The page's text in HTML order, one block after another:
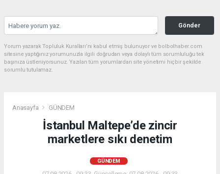
Gönder
Yorum yazarak Topluluk Kuralları’nı kabul etmiş bulunuyor ve bolbolhaber.com
sitesine yaptığınız yorumunuzla ilgili doğrudan veya dolaylı tüm sorumluluğu tek
başınıza üstleniyorsunuz. Yazılan tüm yorumlardan site yönetimi hiçbir şekilde
sorumlu tutulamaz.
Anasayfa GÜNDEM
İstanbul Maltepe’de zincir
marketlere sıkı denetim
GÜNDEM